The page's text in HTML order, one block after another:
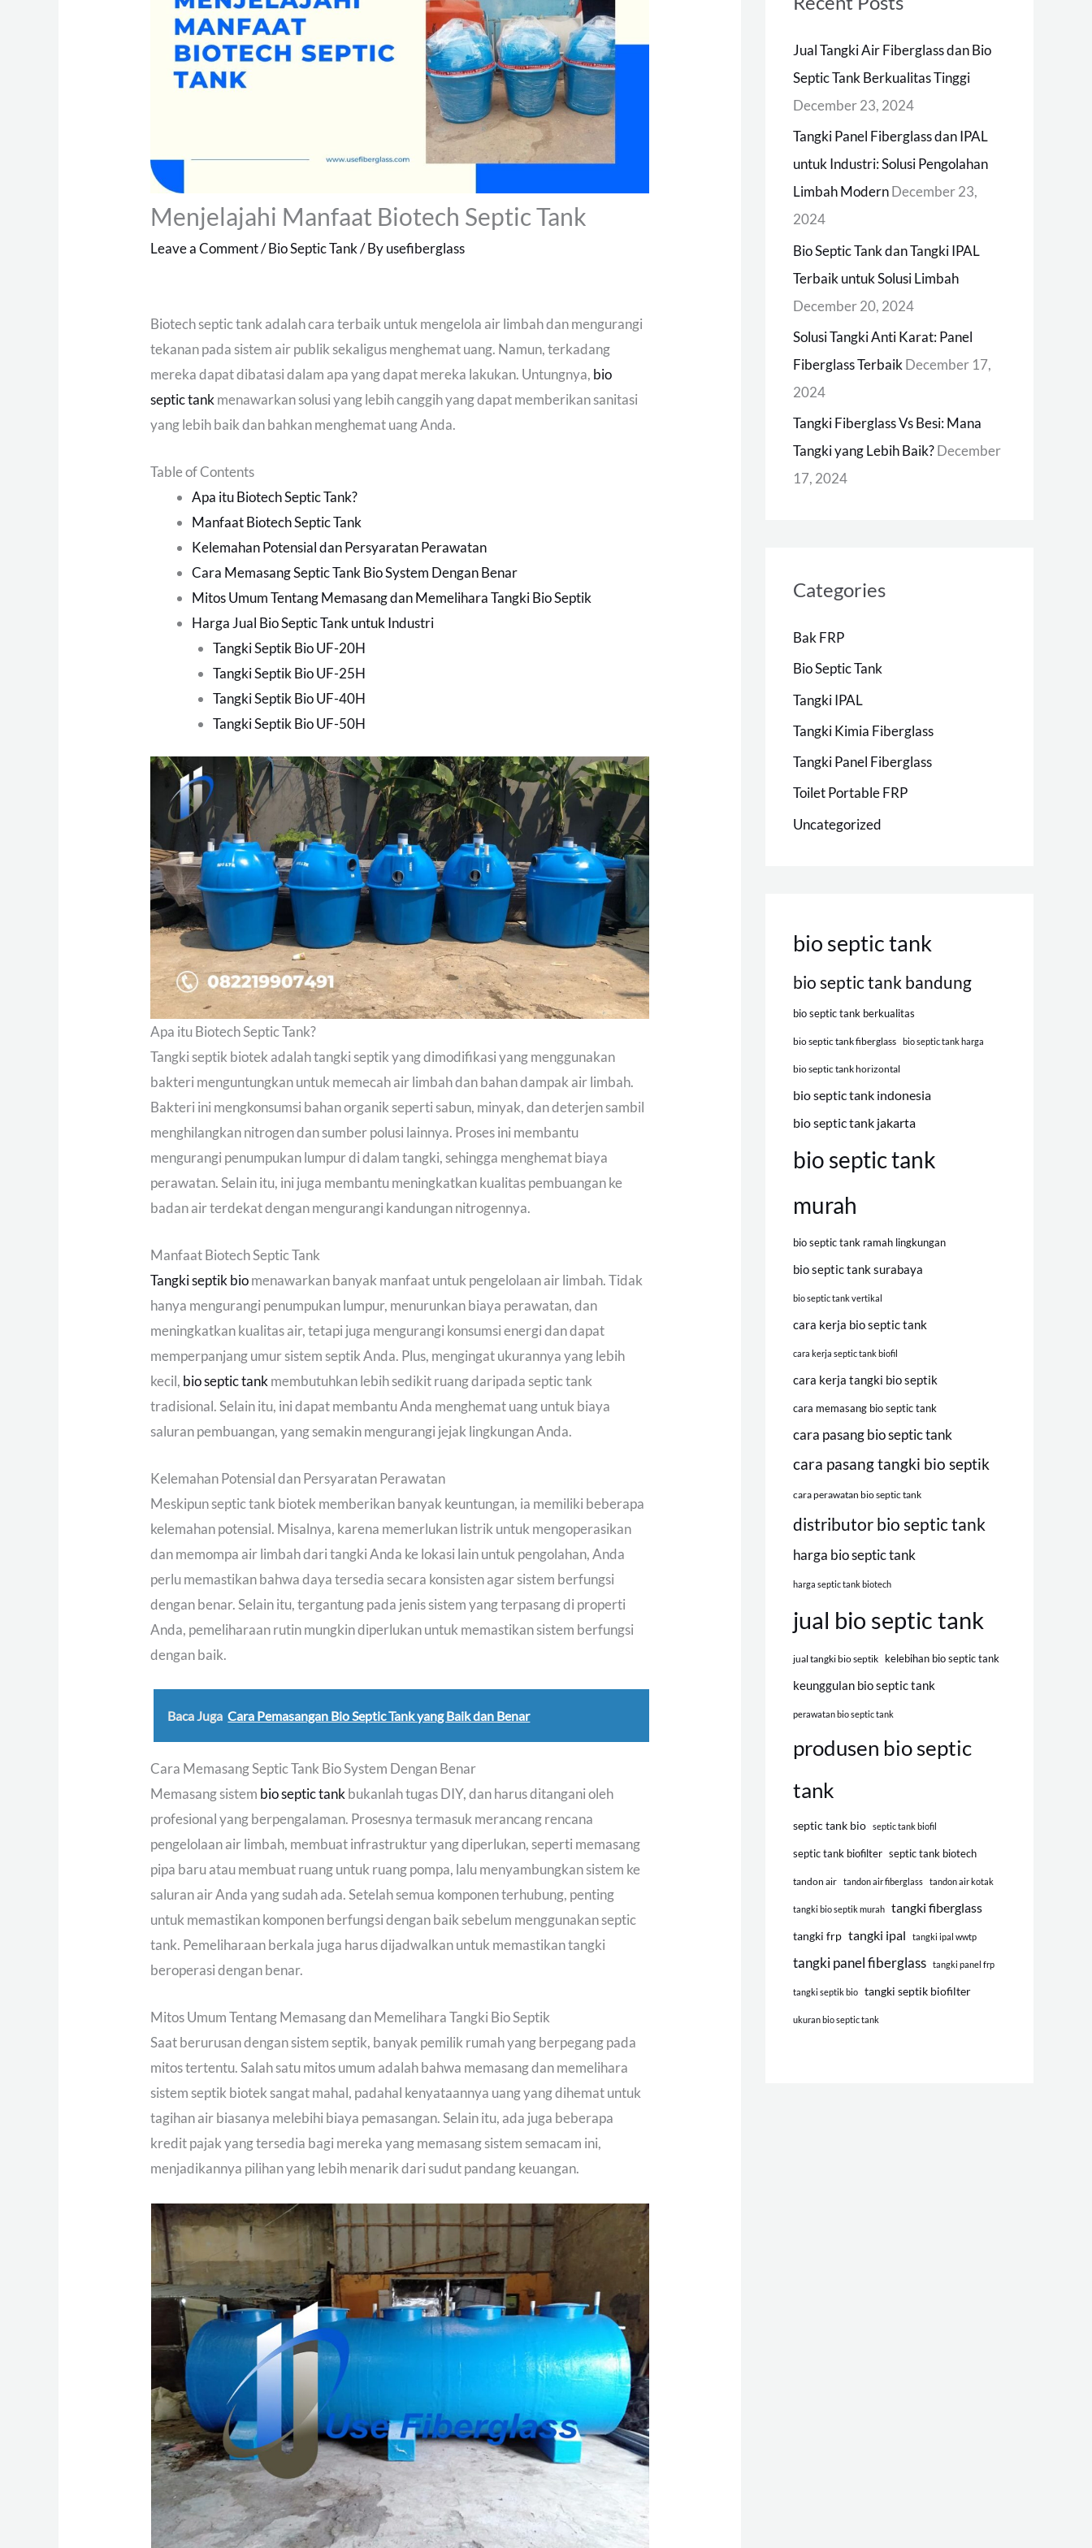
Menjelajahi Manfaat Biotech Septic Tank
Leave a Comment/Bio Septic Tank/ Byusefiberglass
Biotech septic tank adalah cara terbaik untuk mengelola air limbah dan mengurangi
tekanan pada sistem air publik sekaligus menghemat uang. Namun, terkadang
mereka dapat dibatasi dalam apa yang dapat mereka lakukan. Untungnya, bio
septic tankmenawarkan solusi yang lebih canggih yang dapat memberikan sanitasi
yang lebih baik dan bahkan menghemat uang Anda.
Table of Contents
Apa itu Biotech Septic Tank?
Manfaat Biotech Septic Tank
Kelemahan Potensial dan Persyaratan Perawatan
Cara Memasang Septic Tank Bio System Dengan Benar
Mitos Umum Tentang Memasang dan Memelihara Tangki Bio Septik
Harga Jual Bio Septic Tank untuk Industri
Tangki Septik Bio UF-20H
Tangki Septik Bio UF-25H
Tangki Septik Bio UF-40H
Tangki Septik Bio UF-50H
Apa itu Biotech Septic Tank?
Tangki septik biotek adalah tangki septik yang dimodifikasi yang menggunakan
bakteri menguntungkan untuk memecah air limbah dan bahan dampak air limbah.
Bakteri ini mengkonsumsi bahan organik seperti sabun, minyak, dan deterjen sambil
menghilangkan nitrogen dan sumber polusi lainnya. Proses ini membantu
mengurangi penumpukan lumpur di dalam tangki, sehingga menghemat biaya
perawatan. Selain itu, ini juga membantu meningkatkan kualitas pembuangan ke
badan air terdekat dengan mengurangi kandungan nitrogennya.
Manfaat Biotech Septic Tank
Tangki septik biomenawarkan banyak manfaat untuk pengelolaan air limbah. Tidak
hanya mengurangi penumpukan lumpur, menurunkan biaya perawatan, dan
meningkatkan kualitas air, tetapi juga mengurangi konsumsi energi dan dapat
memperpanjang umur sistem septik Anda. Plus, mengingat ukurannya yang lebih
kecil, bio septic tankmembutuhkan lebih sedikit ruang daripada septic tank
tradisional. Selain itu, ini dapat membantu Anda menghemat uang untuk biaya
saluran pembuangan, yang semakin mengurangi jejak lingkungan Anda.
Kelemahan Potensial dan Persyaratan Perawatan
Meskipun septic tank biotek memberikan banyak keuntungan, ia memiliki beberapa
kelemahan potensial. Misalnya, karena memerlukan listrik untuk mengoperasikan
dan memompa air limbah dari tangki Anda ke lokasi lain untuk pengolahan, Anda
perlu memastikan bahwa daya tersedia secara konsisten agar sistem berfungsi
dengan benar. Selain itu, tergantung pada jenis sistem yang terpasang di properti
Anda, pemeliharaan rutin mungkin diperlukan untuk memastikan sistem berfungsi
dengan baik.
Baca Juga Cara Pemasangan Bio Septic Tank yang Baik dan Benar
Cara Memasang Septic Tank Bio System Dengan Benar
Memasang sistem bio septic tankbukanlah tugas DIY, dan harus ditangani oleh
profesional yang berpengalaman. Prosesnya termasuk merancang rencana
pengelolaan air limbah, membuat infrastruktur yang diperlukan, seperti memasang
pipa baru atau membuat ruang untuk ruang pompa, lalu menyambungkan sistem ke
saluran air Anda yang sudah ada. Setelah semua komponen terhubung, penting
untuk memastikan komponen berfungsi dengan baik sebelum menggunakan septic
tank. Pemeliharaan berkala juga harus dijadwalkan untuk memastikan tangki
beroperasi dengan benar.
Mitos Umum Tentang Memasang dan Memelihara Tangki Bio Septik
Saat berurusan dengan sistem septik, banyak pemilik rumah yang berpegang pada
mitos tertentu. Salah satu mitos umum adalah bahwa memasang dan memelihara
sistem septik biotek sangat mahal, padahal kenyataannya uang yang dihemat untuk
tagihan air biasanya melebihi biaya pemasangan. Selain itu, ada juga beberapa
kredit pajak yang tersedia bagi mereka yang memasang sistem semacam ini,
menjadikannya pilihan yang lebih menarik dari sudut pandang keuangan.
f
o
r
Jual Tangki Air Fiberglass dan Bio
Septic Tank Berkualitas Tinggi
December 23, 2024
Tangki Panel Fiberglass dan IPAL
untuk Industri: Solusi Pengolahan
Limbah ModernDecember 23,
2024
Bio Septic Tank dan Tangki IPAL
Terbaik untuk Solusi Limbah
December 20, 2024
Solusi Tangki Anti Karat: Panel
Fiberglass TerbaikDecember 17,
2024
Tangki Fiberglass Vs Besi: Mana
Tangki yang Lebih Baik?December
17, 2024
Categories
Bak FRP
Bio Septic Tank
Tangki IPAL
Tangki Kimia Fiberglass
Tangki Panel Fiberglass
Toilet Portable FRP
Uncategorized
bio septic tank
bio septic tank bandung
bio septic tank berkualitas
bio septic tank fiberglass bio septic tank harga
bio septic tank horizontal
bio septic tank indonesia
bio septic tank jakarta
bio septic tank
murah
bio septic tank ramah lingkungan
bio septic tank surabaya
bio septic tank vertikal
cara kerja bio septic tank
cara kerja septic tank biofil
cara kerja tangki bio septik
cara memasang bio septic tank
cara pasang bio septic tank
cara pasang tangki bio septik
cara perawatan bio septic tank
distributor bio septic tank
harga bio septic tank
harga septic tank biotech
jual bio septic tank
jual tangki bio septik kelebihan bio septic tank
keunggulan bio septic tank
perawatan bio septic tank
produsen bio septic
tank
septic tank bio septic tank biofil
septic tank biofilter septic tank biotech
tandon air tandon air fiberglass tandon air kotak
tangki bio septik murah tangki fiberglass
tangki frp tangki ipal tangki ipal wwtp
tangki panel fiberglass tangki panel frp
tangki septik bio tangki septik biofilter
ukuran bio septic tank